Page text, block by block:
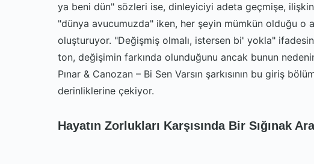
ya beni dün" sözleri ise, dinleyiciyi adeta geçmişe,
"dünya avucumuzda" iken, her şeyin mümkün olduğu o
oluşturuyor. "Değişmiş olmalı, istersen bi' yokla"
ton, değişimin farkında olunduğunu ancak bunun
Pınar & Canozan – Bi Sen Varsın şarkısının bu giriş
derinliklerine çekiyor.
Hayatın Zorlukları Karşısında Bir Sığınak